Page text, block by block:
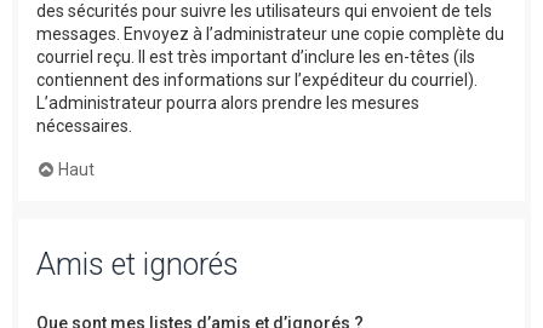
des sécurités pour suivre les utilisateurs qui envoient de tels
messages. Envoyez à l’administrateur une copie complète du
courriel reçu. Il est très important d’inclure les en-têtes (ils
contiennent des informations sur l’expéditeur du courriel).
L’administrateur pourra alors prendre les mesures
nécessaires.
Haut
Amis et ignorés
Que sont mes listes d’amis et d’ignorés ?